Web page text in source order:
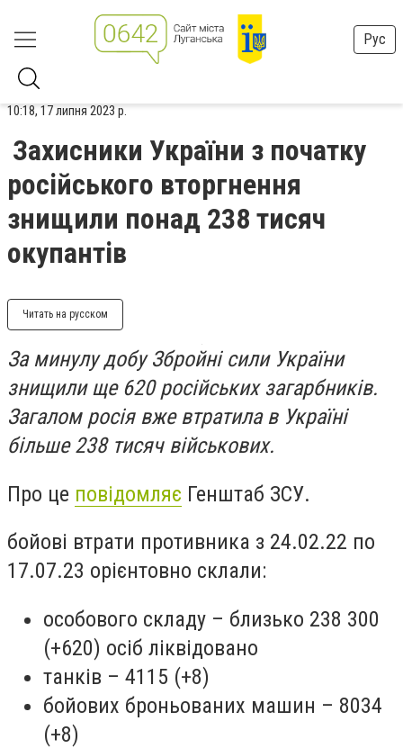
Рус
10:18, 17 липня 2023 р.
Захисники України з початку
російського вторгнення
знищили понад 238 тисяч
окупантів
Читать на русском
За минулу добу Збройні сили України
знищили ще 620 російських загарбників.
Загалом росія вже втратила в Україні
більше 238 тисяч військових.
Про це повідомляє Генштаб ЗСУ.
бойові втрати противника з 24.02.22 по
17.07.23 орієнтовно склали:
особового складу – близько 238 300
(+620) осіб ліквідовано
танків – 4115 (+8)
бойових броньованих машин – 8034
(+8)